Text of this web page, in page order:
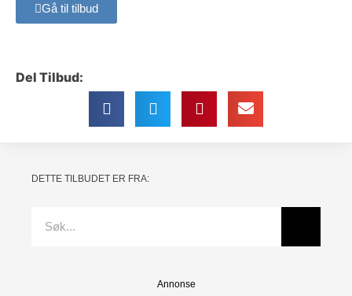
Gå til tilbud
Del Tilbud:
DETTE TILBUDET ER FRA:
Annonse